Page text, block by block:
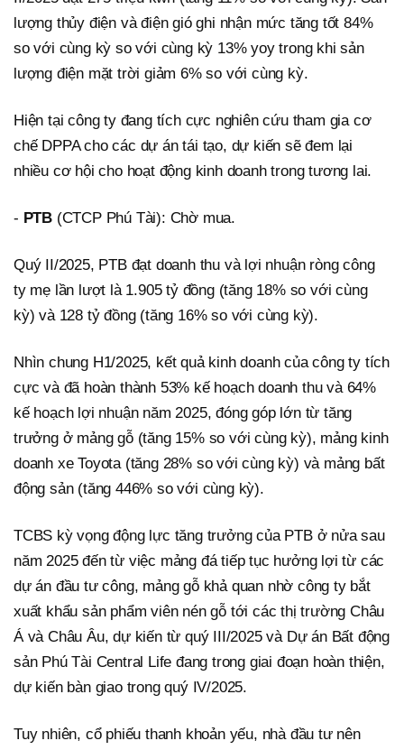
lượng thủy điện và điện gió ghi nhận mức tăng tốt 84%
so với cùng kỳ so với cùng kỳ 13% yoy trong khi sản
lượng điện mặt trời giảm 6% so với cùng kỳ.
Hiện tại công ty đang tích cực nghiên cứu tham gia cơ
chế DPPA cho các dự án tái tạo, dự kiến sẽ đem lại
nhiều cơ hội cho hoạt động kinh doanh trong tương lai.
- PTB (CTCP Phú Tài): Chờ mua.
Quý II/2025, PTB đạt doanh thu và lợi nhuận ròng công
ty mẹ lần lượt là 1.905 tỷ đồng (tăng 18% so với cùng
kỳ) và 128 tỷ đồng (tăng 16% so với cùng kỳ).
Nhìn chung H1/2025, kết quả kinh doanh của công ty tích
cực và đã hoàn thành 53% kế hoạch doanh thu và 64%
kế hoạch lợi nhuận năm 2025, đóng góp lớn từ tăng
trưởng ở mảng gỗ (tăng 15% so với cùng kỳ), mảng kinh
doanh xe Toyota (tăng 28% so với cùng kỳ) và mảng bất
động sản (tăng 446% so với cùng kỳ).
TCBS kỳ vọng động lực tăng trưởng của PTB ở nửa sau
năm 2025 đến từ việc mảng đá tiếp tục hưởng lợi từ các
dự án đầu tư công, mảng gỗ khả quan nhờ công ty bắt
xuất khẩu sản phẩm viên nén gỗ tới các thị trường Châu
Á và Châu Âu, dự kiến từ quý III/2025 và Dự án Bất động
sản Phú Tài Central Life đang trong giai đoạn hoàn thiện,
dự kiến bàn giao trong quý IV/2025.
Tuy nhiên, cổ phiếu thanh khoản yếu, nhà đầu tư nên